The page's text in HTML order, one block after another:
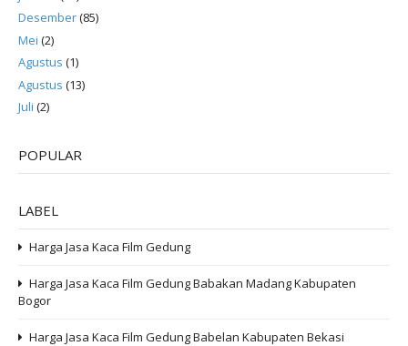
Desember(85)
Mei (2)
Agustus (1)
Agustus (13)
Juli (2)
POPULAR
LABEL
Harga Jasa Kaca Film Gedung
Harga Jasa Kaca Film Gedung Babakan Madang Kabupaten
Bogor
Harga Jasa Kaca Film Gedung Babelan Kabupaten Bekasi